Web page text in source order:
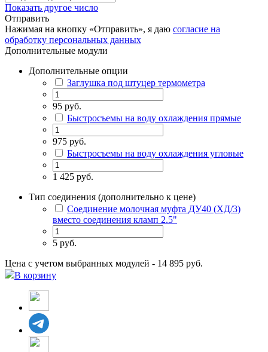
Показать другое число
Отправить
Нажимая на кнопку «Отправить», я даю согласие на
обработку персональных данных
Дополнительные модули
Дополнительные опции
Заглушка под штуцер термометра
95 руб.
Быстросъемы на воду охлаждения прямые
975 руб.
Быстросъемы на воду охлаждения угловые
1 425 руб.
Тип соединения (дополнительно к цене)
Соединение молочная муфта ДУ40 (ХД/3)
вместо соединения кламп 2.5"
5 руб.
Цена с учетом выбранных модулей - 14 895 руб.
В корзину